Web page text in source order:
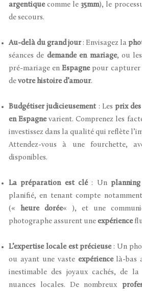
argentiquecomme le35mm), le
de secours.
Au-delà du grand jour: Envisagez la
séances de demande en mariage, ou les
pré-mariage enEspagnepour capturer
de votre histoire d’amour.
Budgétiser judicieusement: Les prix
en Espagnevarient. Comprenez les
investissez dans la qualité qui reflète
Attendez-vous à une fourchette,
disponibles.
La préparation est clé: Unplanning
planifié, en tenant compte
(« heure dorée« ), et une
photographe assurent une expérience
L’expertise locale est précieuse: Un
ou ayant une vaste expériencelà-bas
inestimable des joyaux cachés, de la
nuances locales. De nombreux